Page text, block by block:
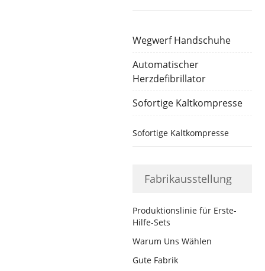
Wegwerf Handschuhe
Automatischer
Herzdefibrillator
Sofortige Kaltkompresse
Sofortige Kaltkompresse
Fabrikausstellung
Produktionslinie für Erste-
Hilfe-Sets
Warum Uns Wählen
Gute Fabrik